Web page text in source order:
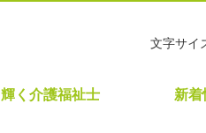
輝く介護福祉士 新着
文字サイ